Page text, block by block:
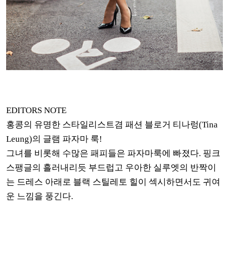
EDITORS NOTE
홍콩의 유명한 스타일리스트겸 패션 블로거 티나렁(Tina
Leung)의 글램 파자마 룩!
그녀를 비롯해 수많은 패피들은 파자마룩에 빠졌다. 핑크
스팽글의 흘러내리듯 부드럽고 우아한 실루엣의 반짝이
는 드레스 아래로 블랙 스틸레토 힐이 섹시하면서도 귀여
운 느낌을 풍긴다.